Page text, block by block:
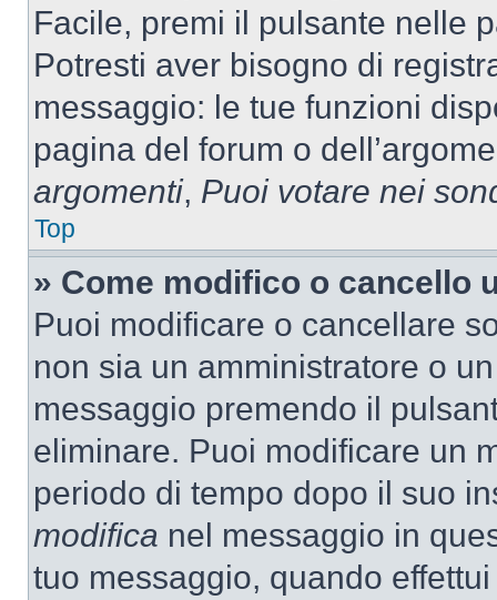
Facile, premi il pulsante nelle
Potresti aver bisogno di
messaggio: le tue funzioni
pagina del forum o
argomenti, Puoi votare nei
Top
» Come modifico o cancello
Puoi modificare o cancellare
non sia un amministratore o
messaggio premendo il
eliminare. Puoi modificare un
periodo di tempo dopo il suo
modifica nel messaggio in
tuo messaggio, quando